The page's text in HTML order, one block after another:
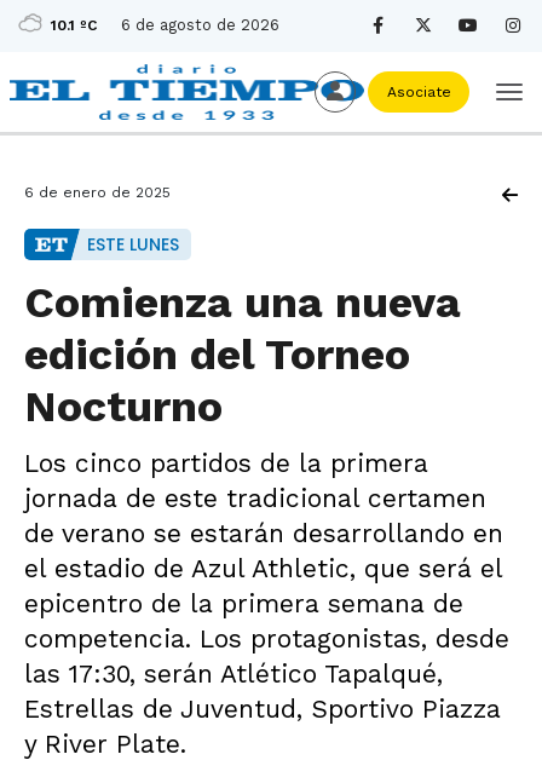
10.1 ºC 6 de agosto de 2026
Asociate
6 de enero de 2025
ESTE LUNES
Comienza una nueva
edición del Torneo
Nocturno
Los cinco partidos de la primera
jornada de este tradicional certamen
de verano se estarán desarrollando en
el estadio de Azul Athletic, que será el
epicentro de la primera semana de
competencia. Los protagonistas, desde
las 17:30, serán Atlético Tapalqué,
Estrellas de Juventud, Sportivo Piazza
y River Plate.